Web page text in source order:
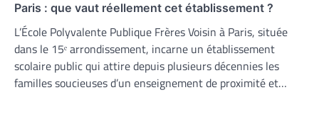
Paris : que vaut réellement cet établissement ?
L’École Polyvalente Publique Frères Voisin à Paris, située
dans le 15ᵉ arrondissement, incarne un établissement
scolaire public qui attire depuis plusieurs décennies les
familles soucieuses d’un enseignement de proximité et…